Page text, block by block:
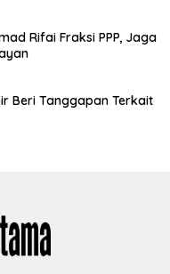
Rifai Fraksi PPP, Jaga
Beri Tanggapan Terkait